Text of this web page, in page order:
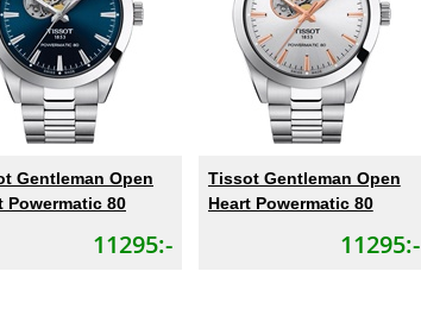
Gentleman Open
Powermatic 80
11295:-
Tissot Gentleman Open
Heart Powermatic 80
11295:-